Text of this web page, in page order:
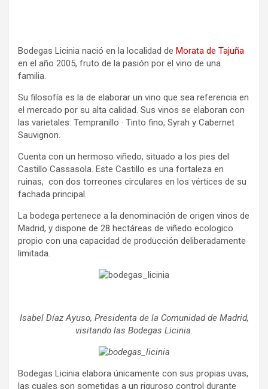
Bodegas Licinia nació en la localidad de Morata de Tajuña
en el año 2005, fruto de la pasión por el vino de una
familia.
Su filosofía es la de elaborar un vino que sea referencia en
el mercado por su alta calidad. Sus vinos se elaboran con
las varietales: Tempranillo · Tinto fino, Syrah y Cabernet
Sauvignon.
Cuenta con un hermoso viñedo, situado a los pies del
Castillo Cassasola. Este Castillo es una fortaleza en
ruinas, con dos torreones circulares en los vértices de su
fachada principal.
La bodega pertenece a la denominación de origen vinos de
Madrid, y dispone de 28 hectáreas de viñedo ecologico
propio con una capacidad de producción deliberadamente
limitada.
Isabel Díaz Ayuso, Presidenta de la Comunidad de Madrid,
visitando las Bodegas Licinia.
Bodegas Licinia elabora únicamente con sus propias uvas,
las cuales son sometidas a un riguroso control durante